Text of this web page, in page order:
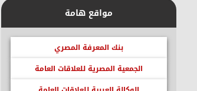
مواقع هامة
بنك المعرفة المصري
الجمعية المصرية للعلاقات العامة